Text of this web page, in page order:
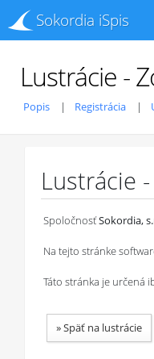
Sokordia iSpis
Lustrácie -
Popis Registrácia
Lustrácie
SpoločnosťSokordia,
Na tejto stránke
Táto stránka je určená
»Späť na lustrácie